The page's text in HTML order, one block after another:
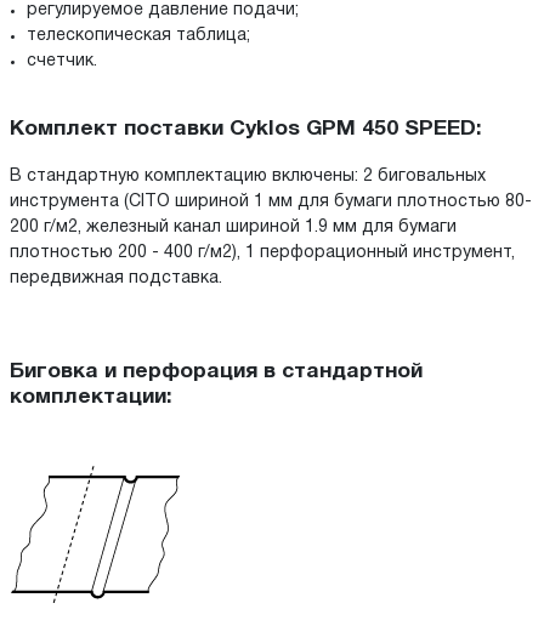
регулируемое давление подачи;
телескопическая таблица;
счетчик.
Комплект поставки Cyklos GPM 450 SPEED:
В стандартную комплектацию включены: 2 биговальных
инструмента (CITO шириной 1 мм для бумаги плотностью 80-
200 г/м2, железный канал шириной 1.9 мм для бумаги
плотностью 200 - 400 г/м2), 1 перфорационный инструмент,
передвижная подставка.
Биговка и перфорация в стандартной
комплектации: